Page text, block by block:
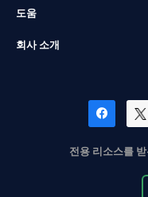
도움
회사 소개
전용 리소스를